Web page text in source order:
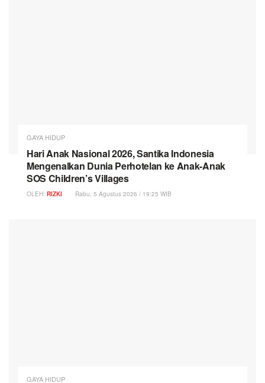
GAYA HIDUP
Hari Anak Nasional 2026, Santika Indonesia
Mengenalkan Dunia Perhotelan ke Anak-Anak
SOS Children’s Villages
OLEH: RIZKI Rabu, 5 Agustus 2026 / 19:25 WIB
GAYA HIDUP